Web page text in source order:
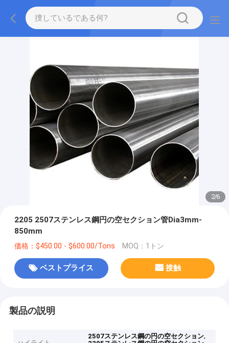
2/6
2205 2507ステンレス鋼円の空セクション管Dia3mm-
850mm
価格：$450.00 - $600.00/Tons MOQ：1トン
ベストプライス 接触
製品の説明
2507ステンレス鋼の円の空セクション,